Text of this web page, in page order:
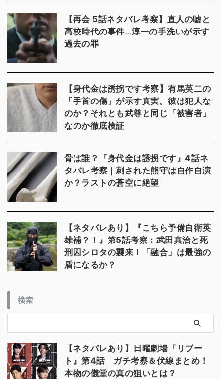
【再会 5話ネタバレ考察】直人の嘘と
高校時代の事件…淳一の手洗いが示す
過去の罪
【身代金は誘拐です考察】有馬英二の
「手首の傷」が示す真実。彼は犯人な
のか？それとも武尊と同じ「被害者」
なのか徹底検証
骨は誰？『身代金は誘拐です』4話ネ
タバレ考察｜刺された熊守は自作自演
か？ラストの蒼空に絶望
【ネタバレあり】『こちら予備自衛英
雄補？！』第5話考察：武田真治と死
刑囚シロタの襲来！「融合」は最強の
盾になるか？
検索
【ネタバレあり】日曜劇場『リブー
ト』第4話 ガチ考察＆伏線まとめ！
本物の儀堂の真の狙いとは？